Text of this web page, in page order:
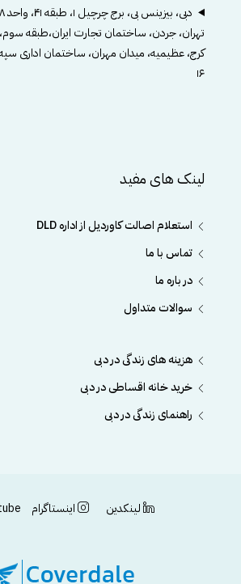
دبی، بیزینس بی، برج چرچیل ۱، طبقه ۴۱، واحد ۴۱۰۸
تهران، جردن، ساختمان تجارت ایران،طبقه سوم،
کرج، عظیمیه، میدان مهران، ساختمان اداری
۱۶
لینک های مفید
استعلام اصالت کاوردیل از اداره DLD
تماس با ما
در باره ما
سوالات متداول
هزینه های زندگی در دبی
خرید خانه اقساطی در دبی
راهنمای زندگی در دبی
لینکدین اینستاگرام